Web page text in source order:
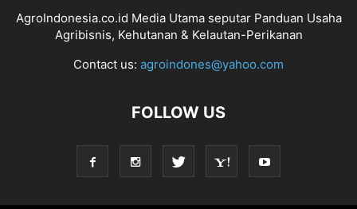
AgroIndonesia.co.id Media Utama seputar Panduan Usaha
Agribisnis, Kehutanan & Kelautan-Perikanan
Contact us: agroindones@yahoo.com
FOLLOW US